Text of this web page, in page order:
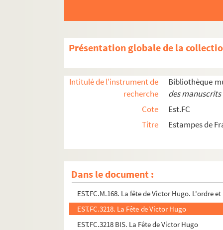
Présentation globale de la
Intitulé de l'instrument de
recherche
Bibliothèque
des
Cote
Est.FC
Titre
Estampes de
Dans le document :
EST.FC.3435. Les élections en 1871
EST.FC.3421. Les Elus de Paris.
EST.FC.M.147. En classe !
EST.FC.3361. Encre Victor Hugo
EST.FC.3474. Entrée triomphale du Petit
EST.FC.3477. Entrée triomphale du Petit
EST.FC.3419. Etrennes à divers (1 à 10)
EST.FC.3539. Exposition des produits de
EST.FC.3303. Exposition du corps de Victor
EST.FC.M.168. La fête de Victor Hugo. L'ordre
EST.FC.3218. La Fête de Victor Hugo
EST.FC.3218 BIS. La Fête de Victor Hugo